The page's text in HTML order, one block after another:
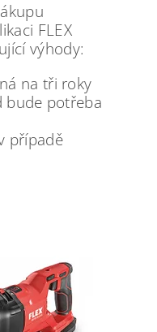
FLEX
výhody:
na tři roky
bude potřeba
případě